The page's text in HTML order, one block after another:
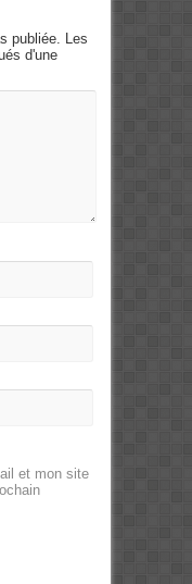
publiée. Les
d'une
et mon site